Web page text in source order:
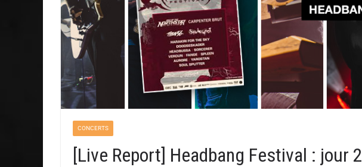
CONCERTS
[Live Report] Headbang Festival : jour 2